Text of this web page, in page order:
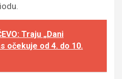
Traju „Dani
očekuje od 4. do 10.